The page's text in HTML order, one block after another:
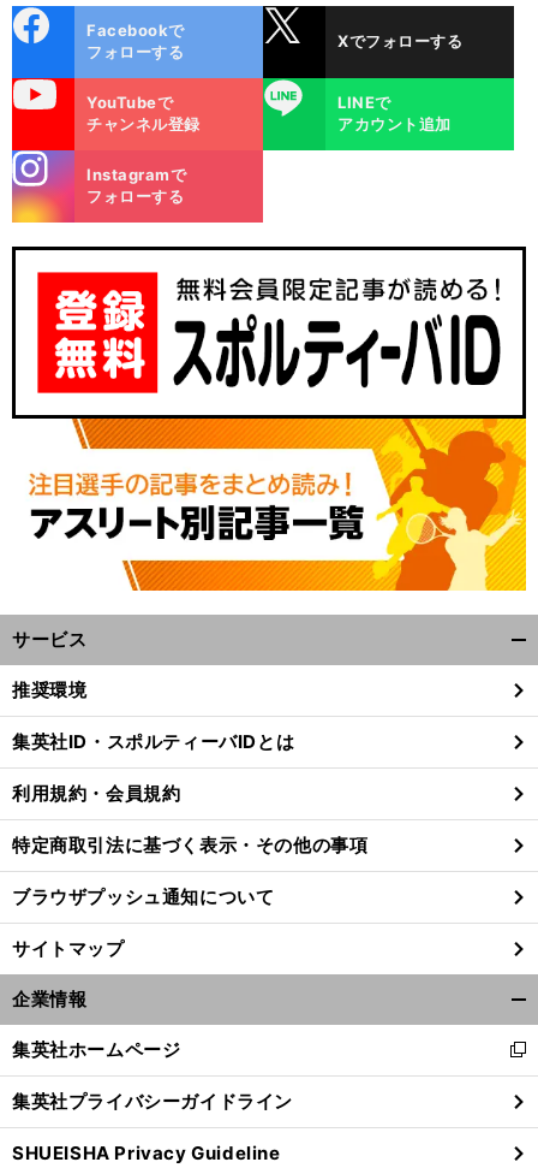
前
へ
ok
Facebookで
フォローする
Xでフォローする
YouTubeで
チャンネル登録
LINE
LINEで
アカウント追加
m
Instagramで
フォローする
サービス
閉
る
推奨環境
集英社ID・スポルティーバIDとは
利用規約・会員規約
特定商取引法に基づく表示・その他の事項
ブラウザプッシュ通知について
サイトマップ
企業情報
閉
る
集英社ホームページ
新
し
い
ウ
ィ
集英社プライバシーガイドライン
SHUEISHA Privacy Guideline